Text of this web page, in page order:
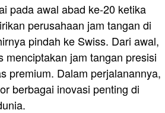
pada awal abad ke-20 ketika
perusahaan jam tangan di
pindah ke Swiss. Dari awal,
menciptakan jam tangan presisi
premium. Dalam perjalanannya,
berbagai inovasi penting di